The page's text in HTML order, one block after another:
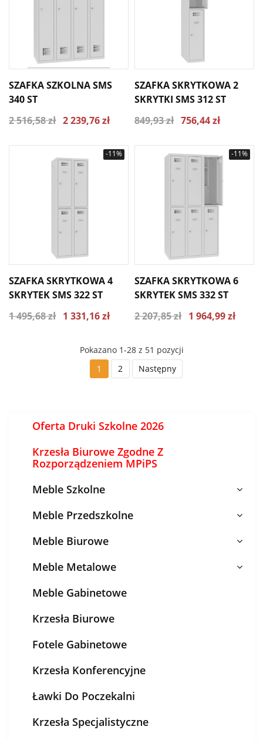
SZAFKA SZKOLNA SMS
340 ST
2 516,58 zł 2 239,76 zł
SZAFKA SKRYTKOWA 2
SKRYTKI SMS 312 ST
849,93 zł 756,44 zł
-11%
SZAFKA SKRYTKOWA 4
SKRYTEK SMS 322 ST
1 495,68 zł 1 331,16 zł
-11%
SZAFKA SKRYTKOWA 6
SKRYTEK SMS 332 ST
2 207,85 zł 1 964,99 zł
Pokazano 1-28 z 51 pozycji
1
2 Następny
Oferta Druki Szkolne 2026
Krzesła Biurowe Zgodne Z
Rozporządzeniem MPiPS
Meble Szkolne
Meble Przedszkolne
Meble Biurowe
Meble Metalowe
Meble Gabinetowe
Krzesła Biurowe
Fotele Gabinetowe
Krzesła Konferencyjne
Ławki Do Poczekalni
Krzesła Specjalistyczne